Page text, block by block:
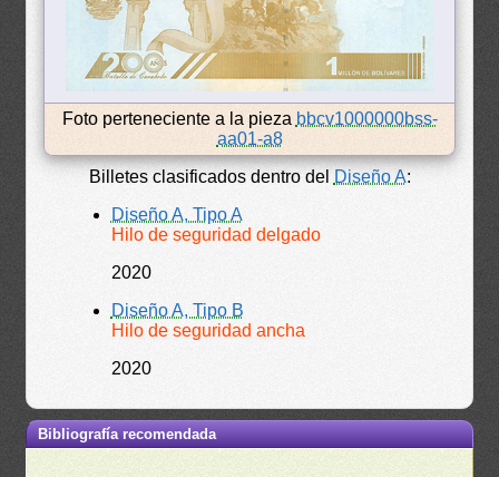
Foto perteneciente a la pieza bbcv1000000bss-
aa01-a8
Billetes clasificados dentro del Diseño A:
Diseño A, Tipo A
Hilo de seguridad delgado
2020
Diseño A, Tipo B
Hilo de seguridad ancha
2020
Bibliografía recomendada